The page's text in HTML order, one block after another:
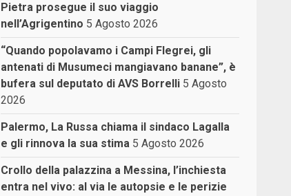
Pietra prosegue il suo viaggio
nell’Agrigentino 5 Agosto 2026
“Quando popolavamo i Campi Flegrei, gli
antenati di Musumeci mangiavano banane”, è
bufera sul deputato di AVS Borrelli 5 Agosto
2026
Palermo, La Russa chiama il sindaco Lagalla
e gli rinnova la sua stima 5 Agosto 2026
Crollo della palazzina a Messina, l’inchiesta
entra nel vivo: al via le autopsie e le perizie